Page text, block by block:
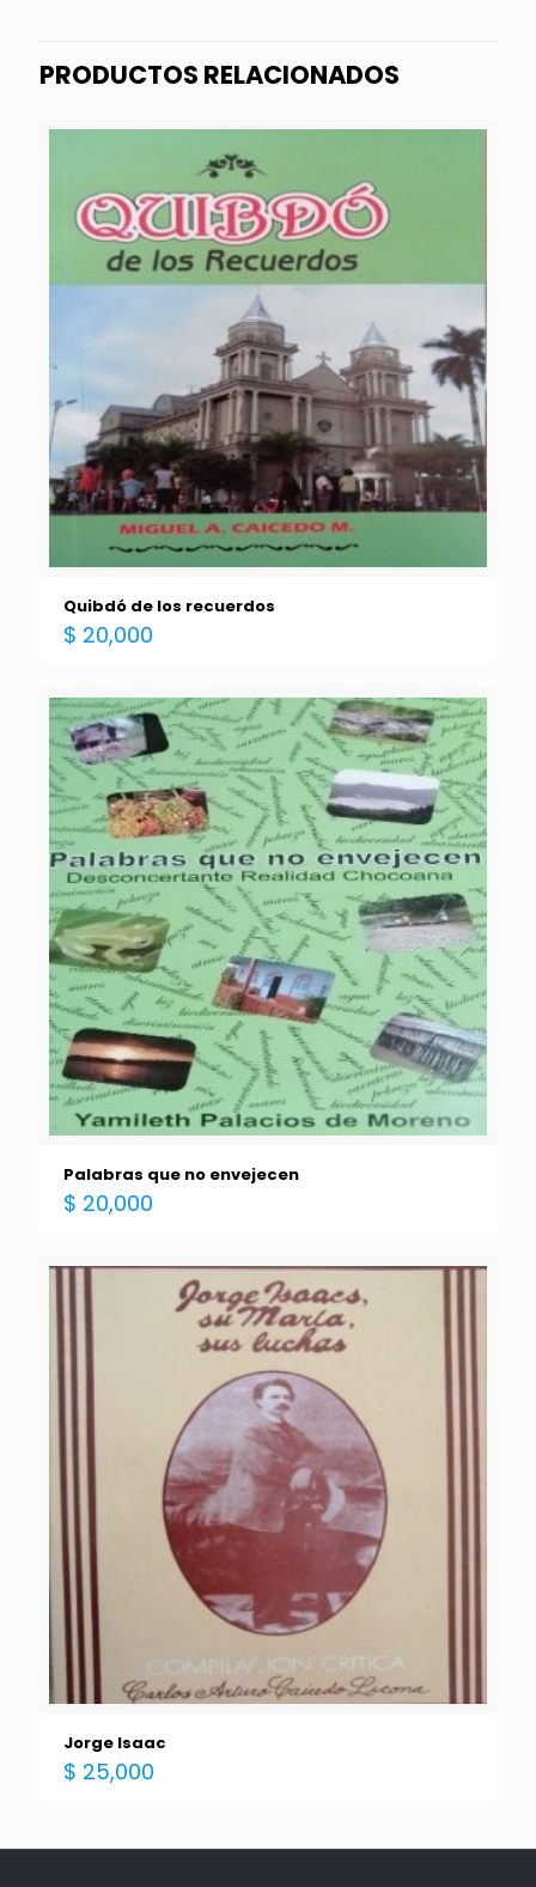
PRODUCTOS RELACIONADOS
Quibdó de los recuerdos
$ 20,000
Palabras que no envejecen
$ 20,000
Jorge Isaac
$ 25,000